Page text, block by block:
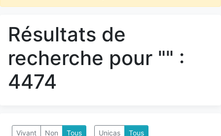
Résultats de
recherche pour "" :
4474
Vivant Non Tous Unicas Tous